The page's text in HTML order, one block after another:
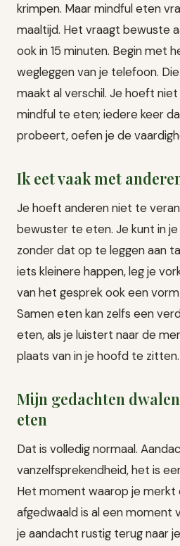
krimpen. Maar mindful eten
maaltijd. Het vraagt bewuste
ook in 15 minuten. Begin met
wegleggen van je telefoon.
maakt al verschil. Je hoeft
mindful te eten; iedere keer
probeert, oefen je de
Ik eet vaak met
Je hoeft anderen niet te
bewuster te eten. Je kunt in
zonder dat op te leggen aan
iets kleinere happen, leg je
van het gesprek ook een
Samen eten kan zelfs een
eten, als je luistert naar de
plaats van in je hoofd te zitten.
Mijn gedachten
eten
Dat is volledig normaal.
vanzelfsprekendheid, het is
Het moment waarop je merkt
afgedwaald is al een moment
je aandacht rustig terug naar